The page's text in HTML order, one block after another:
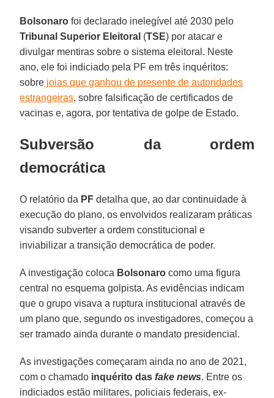
Bolsonaro foi declarado inelegível até 2030 pelo
Tribunal Superior Eleitoral (TSE) por atacar e
divulgar mentiras sobre o sistema eleitoral. Neste
ano, ele foi indiciado pela PF em três inquéritos:
sobre joias que ganhou de presente de autoridades
estrangeiras, sobre falsificação de certificados de
vacinas e, agora, por tentativa de golpe de Estado.
Subversão da ordem
democrática
O relatório da PF detalha que, ao dar continuidade à
execução do plano, os envolvidos realizaram práticas
visando subverter a ordem constitucional e
inviabilizar a transição democrática de poder.
A investigação coloca Bolsonaro como uma figura
central no esquema golpista. As evidências indicam
que o grupo visava a ruptura institucional através de
um plano que, segundo os investigadores, começou a
ser tramado ainda durante o mandato presidencial.
As investigações começaram ainda no ano de 2021,
com o chamado inquérito dasfake news. Entre os
indiciados estão militares, policiais federais, ex-